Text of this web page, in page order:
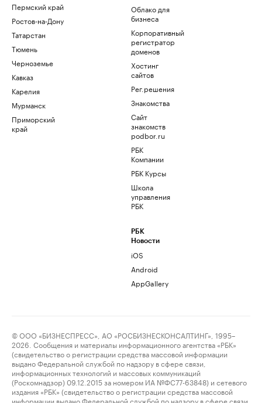
Пермский край
Ростов-на-Дону
Татарстан
Тюмень
Черноземье
Кавказ
Карелия
Мурманск
Приморский
край
Облако для
бизнеса
Корпоративный
регистратор
доменов
Хостинг
сайтов
Рег.решения
Знакомства
Сайт
знакомств
podbor.ru
РБК
Компании
РБК Курсы
Школа
управления
РБК
РБК
Новости
iOS
Android
AppGallery
© ООО «БИЗНЕСПРЕСС», АО «РОСБИЗНЕСКОНСАЛТИНГ», 1995–
2026. Сообщения и материалы информационного агентства «РБК»
(свидетельство о регистрации средства массовой информации
выдано Федеральной службой по надзору в сфере связи,
информационных технологий и массовых коммуникаций
(Роскомнадзор) 09.12.2015 за номером ИА №ФС77-63848) и сетевого
издания «РБК» (свидетельство о регистрации средства массовой
информации выдано Федеральной службой по надзору в сфере связи,